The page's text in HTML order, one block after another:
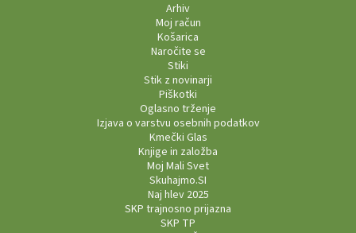
Arhiv
Moj račun
Košarica
Naročite se
Stiki
Stik z novinarji
Piškotki
Oglasno trženje
Izjava o varstvu osebnih podatkov
Kmečki Glas
Knjige in založba
Moj Mali Svet
Skuhajmo.SI
Naj hlev 2025
SKP trajnosno prijazna
SKP TP